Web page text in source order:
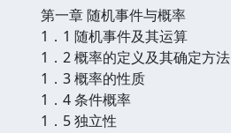
第一章 随机事件与概率
1．1 随机事件及其运算
1．2 概率的定义及其确定方法
1．3 概率的性质
1．4 条件概率
1．5 独立性